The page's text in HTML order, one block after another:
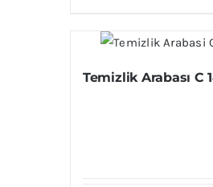
Temizlik Arabası C